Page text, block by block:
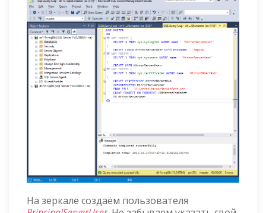
На зеркале создаём пользователя